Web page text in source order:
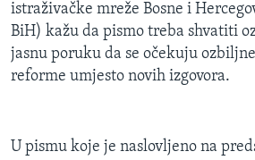
istraživačke mreže Bosne i
BiH) kažu da pismo treba shvatiti
jasnu poruku da se očekuju
reforme umjesto novih izgovora.
U pismu koje je naslovljeno na